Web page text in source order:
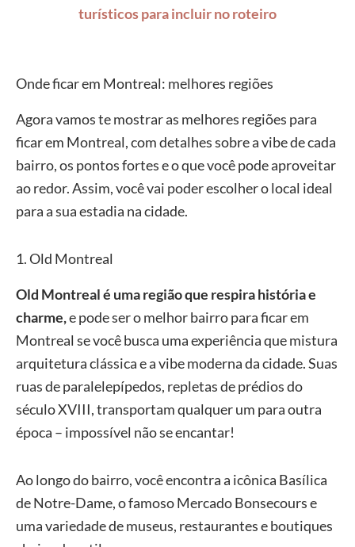
turísticos para incluir no roteiro
Onde ficar em Montreal: melhores regiões
Agora vamos te mostrar as melhores regiões para
ficar em Montreal, com detalhes sobre a vibe de cada
bairro, os pontos fortes e o que você pode aproveitar
ao redor. Assim, você vai poder escolher o local ideal
para a sua estadia na cidade.
1. Old Montreal
Old Montreal é uma região que respira história e
charme,e pode ser o melhor bairro para ficar em
Montreal se você busca uma experiência que mistura
arquitetura clássica e a vibe moderna da cidade. Suas
ruas de paralelepípedos, repletas de prédios do
século XVIII, transportam qualquer um para outra
época – impossível não se encantar!
Ao longo do bairro, você encontra a icônica Basílica
de Notre-Dame, o famoso Mercado Bonsecours e
uma variedade de museus, restaurantes e boutiques